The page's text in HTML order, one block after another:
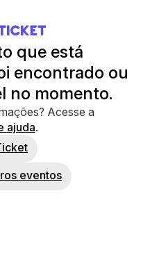
que está
encontrado ou
no momento.
Acesse a
ajuda.
eventos